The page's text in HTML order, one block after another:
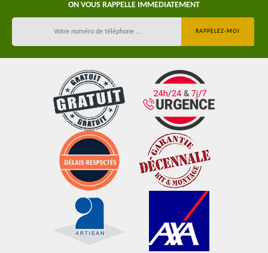
ON VOUS RAPPELLE IMMEDIATEMENT